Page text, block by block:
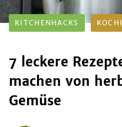
KITCHENHACKS
7 leckere
machen von
Gemüse